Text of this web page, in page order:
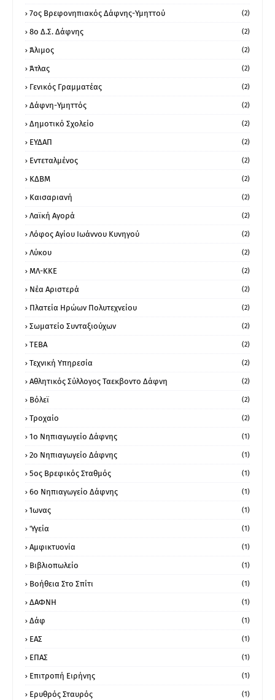
7ος Βρεφονηπιακός Δάφνης-Υμηττού (2)
8ο Δ.Σ. Δάφνης (2)
Άλιμος (2)
Άτλας (2)
Γενικός Γραμματέας (2)
Δάφνη-Υμηττός (2)
Δημοτικό Σχολείο (2)
ΕΥΔΑΠ (2)
Εντεταλμένος (2)
ΚΔΒΜ (2)
Καισαριανή (2)
Λαϊκή Αγορά (2)
Λόφος Αγίου Ιωάννου Κυνηγού (2)
Λύκου (2)
ΜΛ-ΚΚΕ (2)
Νέα Αριστερά (2)
Πλατεία Ηρώων Πολυτεχνείου (2)
Σωματείο Συνταξιούχων (2)
ΤΕΒΑ (2)
Τεχνική Υπηρεσία (2)
Αθλητικός Σύλλογος Ταεκβοντο Δάφνη (2)
Βόλεϊ (2)
Τροχαίο (2)
1ο Νηπιαγωγείο Δάφνης (1)
2ο Νηπιαγωγείο Δάφνης (1)
5ος Βρεφικός Σταθμός (1)
6ο Νηπιαγωγείο Δάφνης (1)
Ίωνας (1)
Ύγεία (1)
Αμφικτυονία (1)
Βιβλιοπωλείο (1)
Βοήθεια Στο Σπίτι (1)
ΔΑΦΝΗ (1)
Δάφ (1)
ΕΑΣ (1)
ΕΠΑΣ (1)
Επιτροπή Ειρήνης (1)
Ερυθρός Σταυρός (1)